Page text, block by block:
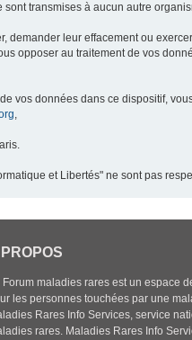
transmises à aucun autre
demander leur effacement ou
opposer au traitement de vos
vos données dans ce dispositif,
,
et Libertés" ne sont pas
Forum maladies rares est un espace
les personnes touchées par une
Rares Info Services, service
rares. Maladies Rares Info